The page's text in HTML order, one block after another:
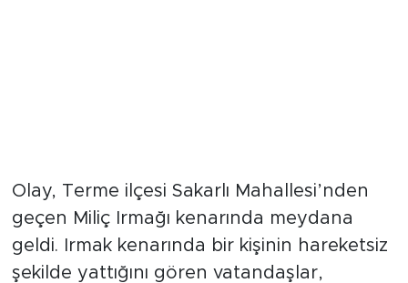
Olay, Terme ilçesi Sakarlı Mahallesi’nden
geçen Miliç Irmağı kenarında meydana
geldi. Irmak kenarında bir kişinin hareketsiz
şekilde yattığını gören vatandaşlar,